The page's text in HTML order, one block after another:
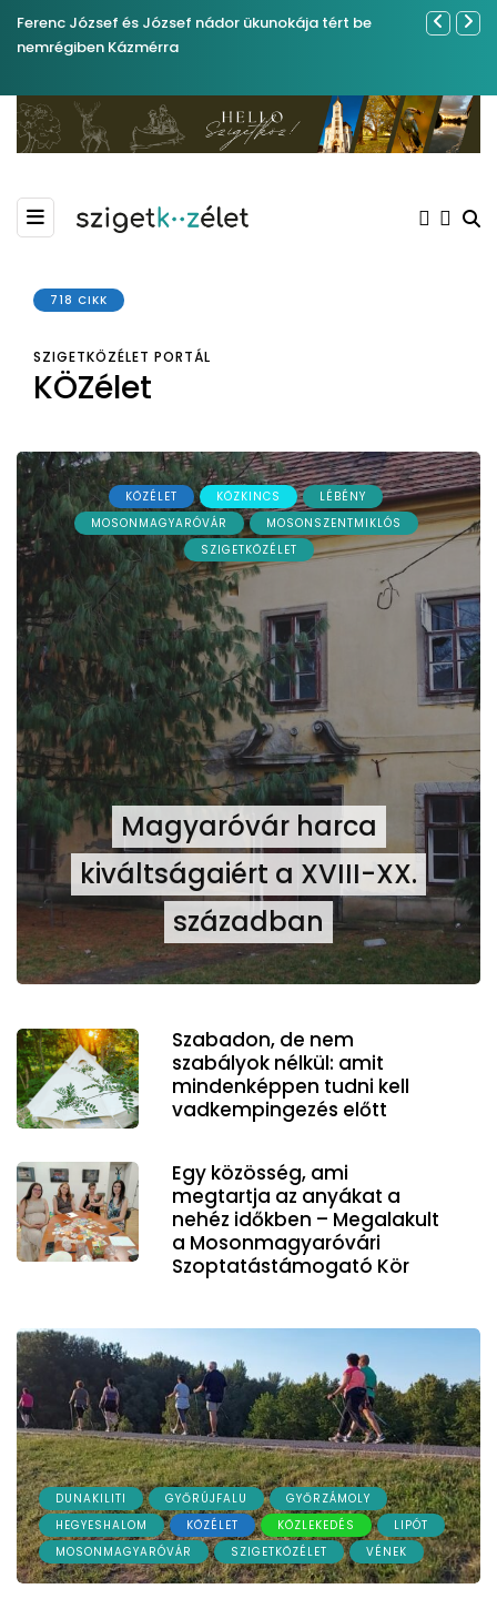
Ferenc József és József nádor ükunokája tért be
nemrégiben Kázmérra
Év
718 CIKK
SZIGETKÖZÉLET PORTÁL
KÖZélet
KÖZÉLET KÖZKINCS
LÉBÉNY
MOSONMAGYARÓVÁR
MOSONSZENTMIKLÓS
SZIGETKÖZÉLET
Magyaróvár harca
kiváltságaiért a XVIII-XX.
században
Szabadon, de nem
szabályok nélkül: amit
mindenképpen tudni kell
vadkempingezés előtt
Egy közösség, ami
megtartja az anyákat a
nehéz időkben – Megalakult
a Mosonmagyaróvári
Szoptatástámogató Kör
DUNAKILITI GYŐRÚJFALU
GYŐRZÁMOLY
HEGYESHALOM
KÖZÉLET KÖZLEKEDÉS
LIPÓT
MOSONMAGYARÓVÁR
SZIGETKÖZÉLET VÉNEK